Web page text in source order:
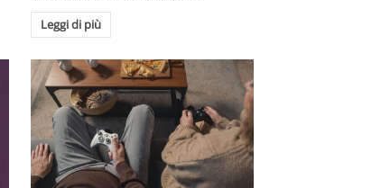
Leggi di più